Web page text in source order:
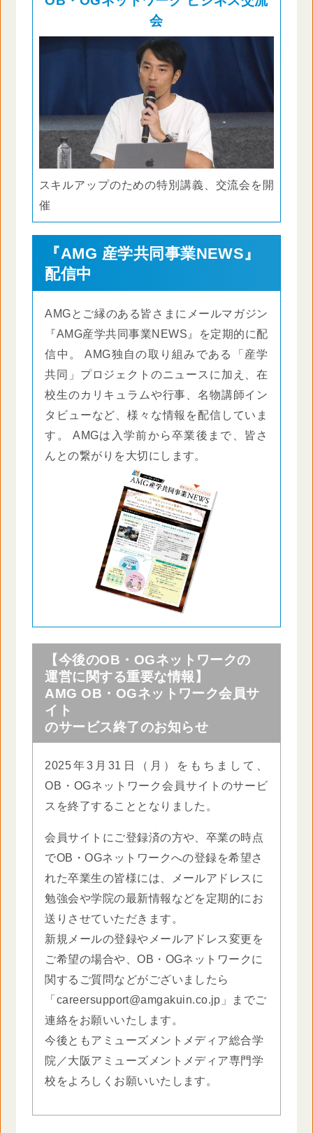
会
スキルアップのための特別講義、交流会を開
催
『AMG 産学共同事業NEWS』
配信中
AMGとご縁のある皆さまにメールマガジン
『AMG産学共同事業NEWS』を定期的に配
信中。 AMG独自の取り組みである「産学
共同」プロジェクトのニュースに加え、在
校生のカリキュラムや行事、名物講師イン
タビューなど、様々な情報を配信していま
す。 AMGは入学前から卒業後まで、皆さ
んとの繋がりを大切にします。
【今後のOB・OGネットワークの
運営に関する重要な情報】
AMG OB・OGネットワーク会員サ
イト
のサービス終了のお知らせ
2025年3月31日（月）をもちまして、
OB・OGネットワーク会員サイトのサービ
スを終了することとなりました。
会員サイトにご登録済の方や、卒業の時点
でOB・OGネットワークへの登録を希望さ
れた卒業生の皆様には、メールアドレスに
勉強会や学院の最新情報などを定期的にお
送りさせていただきます。
新規メールの登録やメールアドレス変更を
ご希望の場合や、OB・OGネットワークに
関するご質問などがございましたら
「careersupport@amgakuin.co.jp」までご
連絡をお願いいたします。
今後ともアミューズメントメディア総合学
院／大阪アミューズメントメディア専門学
校をよろしくお願いいたします。